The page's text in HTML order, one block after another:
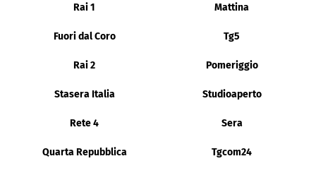
Rai 1 Mattina
Fuori dal Coro Tg5
Rai 2 Pomeriggio
Stasera Italia Studioaperto
Rete 4 Sera
Quarta Repubblica Tgcom24